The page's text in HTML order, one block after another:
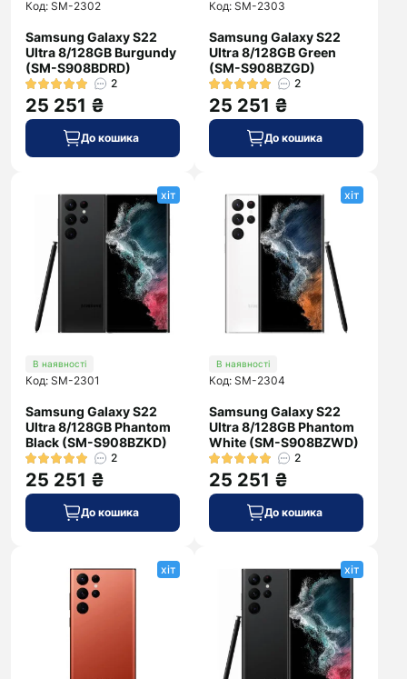
Код: SM-2302
Samsung Galaxy S22
Ultra 8/128GB Burgundy
(SM-S908BDRD)
2
25 251 ₴
До кошика
Код: SM-2303
Samsung Galaxy S22
Ultra 8/128GB Green
(SM-S908BZGD)
2
25 251 ₴
До кошика
хіт
В наявності
Код: SM-2301
Samsung Galaxy S22
Ultra 8/128GB Phantom
Black (SM-S908BZKD)
2
25 251 ₴
До кошика
хіт
В наявності
Код: SM-2304
Samsung Galaxy S22
Ultra 8/128GB Phantom
White (SM-S908BZWD)
2
25 251 ₴
До кошика
хіт хіт